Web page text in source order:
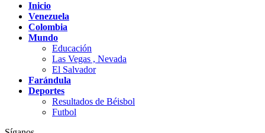
Inicio
Venezuela
Colombia
Mundo
Educación
Las Vegas , Nevada
El Salvador
Farándula
Deportes
Resultados de Béisbol
Futbol